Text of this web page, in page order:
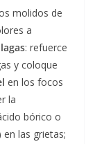
molidos de
a
: refuerce
y coloque
en los focos
la
bórico o
las grietas;